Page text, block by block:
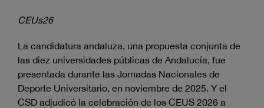
CEUs26
La candidatura andaluza, una propuesta conjunta de
las diez universidades públicas de Andalucía, fue
presentada durante las Jornadas Nacionales de
Deporte Universitario, en noviembre de 2025. Y el
CSD adjudicó la celebración de los CEUS 2026 a